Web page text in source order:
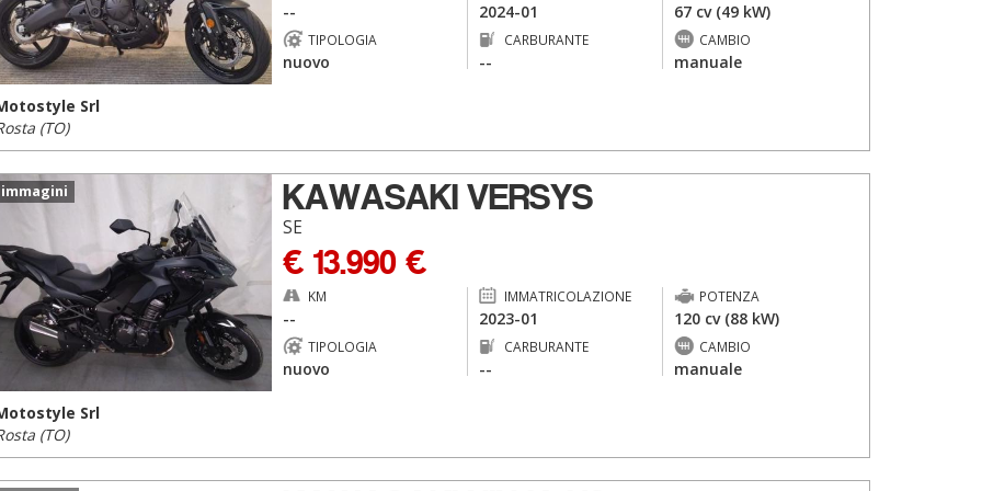
-- 2024-01 67 cv (49 kW)
TIPOLOGIA
nuovo
CARBURANTE
--
CAMBIO
manuale
Srl
(TO)
immagini KAWASAKI VERSYS
SE
€ 13.990 €
KM
--
IMMATRICOLAZIONE
2023-01
POTENZA
120 cv (88 kW)
TIPOLOGIA
nuovo
CARBURANTE
--
CAMBIO
manuale
Srl
(TO)